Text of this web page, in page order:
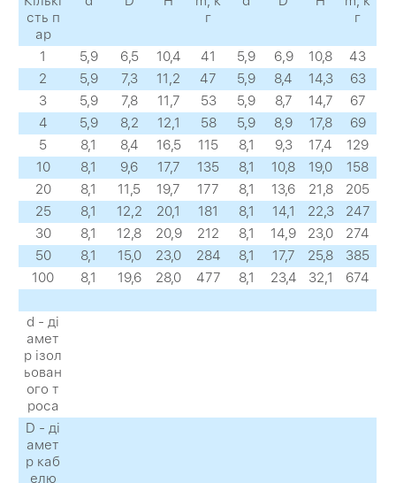
сть п
ар
г
г
1 5,9 6,5 10,4 41 5,9 6,9 10,8
43
2
5,9 7,3 11,2 47 5,9 8,4 14,3
63
3
5,9 7,8 11,7 53 5,9 8,7 14,7
67
4
5,9 8,2 12,1 58 5,9 8,9 17,8
69
5
8,1 8,4 16,5 115 8,1 9,3 17,4
129
10
8,1 9,6 17,7 135 8,1 10,8 19,0
158
20
8,1 11,5 19,7 177 8,1 13,6 21,8
205
25
8,1 12,2 20,1 181 8,1 14,1 22,3
247
30
8,1 12,8 20,9 212 8,1 14,9 23,0
274
50
8,1 15,0 23,0 284 8,1 17,7 25,8
385
100
8,1 19,6 28,0 477 8,1 23,4 32,1 674
d - ді
амет
р ізол
ьован
ого т
роса
D - ді
амет
р каб
елю